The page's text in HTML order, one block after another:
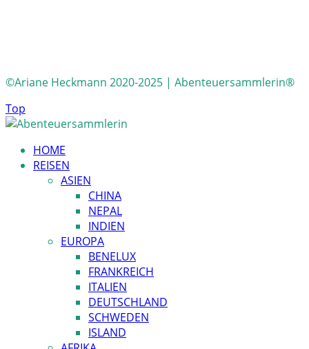
©Ariane Heckmann 2020-2025 | Abenteuersammlerin®
Top
HOME
REISEN
ASIEN
CHINA
NEPAL
INDIEN
EUROPA
BENELUX
FRANKREICH
ITALIEN
DEUTSCHLAND
SCHWEDEN
ISLAND